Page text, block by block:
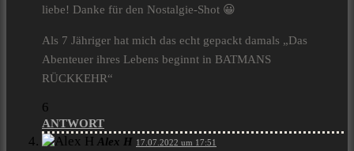
liebe! Danke für den Nostalgie-Shot 😀
Als 7 Jähriger hat mich das echt gepackt damals „Das
Abenteuer ihres Lebens beginnt in BATMANS
RÜCKKEHR“
6
ANTWORT
Alex H 17.07.2022 um 17:51